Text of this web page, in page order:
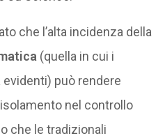
che l’alta incidenza della
(quella in cui i
può rendere
nel controllo
che le tradizionali